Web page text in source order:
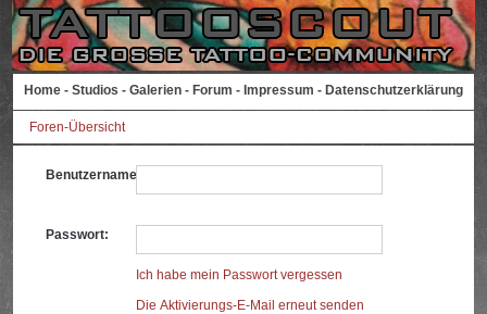
Home - Studios - Galerien - Forum - Impressum - Datenschutzerklärung
Foren-Übersicht
Benutzername:
Passwort:
Ich habe mein Passwort vergessen
Die Aktivierungs-E-Mail erneut senden